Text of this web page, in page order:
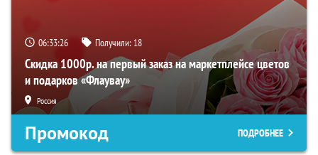
06:33:26 Получили: 18
Скидка 1000р. на первый заказ на маркетплейсе цветов
и подарков «Флаувау»
Россия
Промокод ПОДРОБНЕЕ